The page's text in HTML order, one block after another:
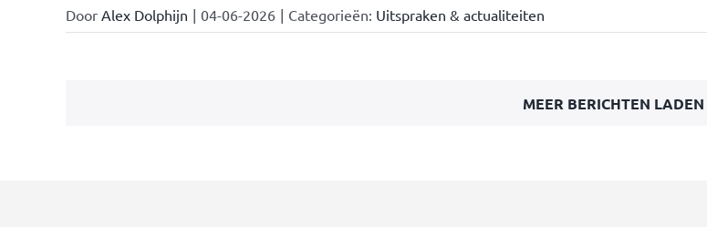
Door Alex Dolphijn | 04-06-2026 | Categorieën: Uitspraken & actualiteiten
MEER BERICHTEN LADEN